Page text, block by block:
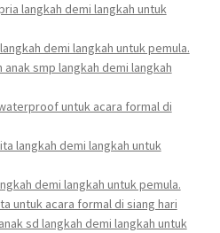
langkah demi langkah untuk
demi langkah untuk pemula.
smp langkah demi langkah
untuk acara formal di
langkah demi langkah untuk
demi langkah untuk pemula.
untuk acara formal di siang hari
sd langkah demi langkah untuk